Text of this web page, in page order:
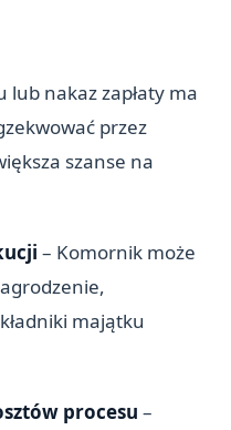
lub nakaz zapłaty ma
przez
szanse na
– Komornik może
majątku
procesu –